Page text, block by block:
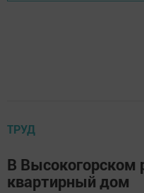
ТРУД
В Высокогорском
квартирный дом